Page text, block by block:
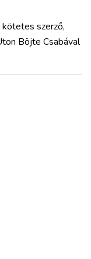
szerző,
Böjte Csabával